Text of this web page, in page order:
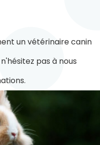
un vétérinaire canin
pas à nous